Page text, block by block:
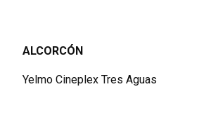
ALCORCÓN
Yelmo Cineplex Tres Aguas